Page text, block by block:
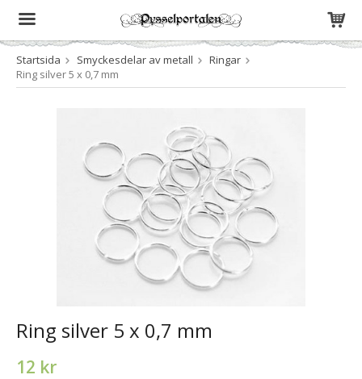
Produkten har blivit tillagd i varukorgen
Startsida Smyckesdelar av metall
Ringar
Ring silver 5 x 0,7 mm
Ring silver 5 x 0,7 mm
12 kr